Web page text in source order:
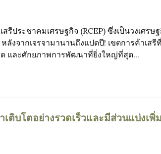
รีประชาคมเศรษฐกิจ (RCEP) ซึ่งเป็นวงเศร
ลังจากเจรจามานานถึงแปดปี! เขตการค้าเส
และศักยภาพการพัฒนาที่ยิ่งใหญ่ที่สุด...
เติบโตอย่างรวดเร็วและมีส่วนแบ่งเ